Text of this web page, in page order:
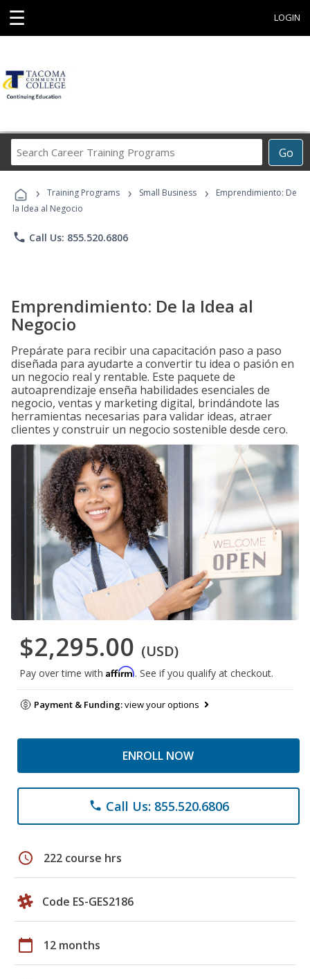
☰ LOGIN
Go
Career
Programs
› Training Programs › Small Business ›
Emprendimiento: De
la Idea al Negocio
phone Call Us: 855.520.6806
Emprendimiento: De la Idea al
Negocio
Prepárate para recibir una capacitación paso a paso
diseñada para ayudarte a convertir tu idea o pasión en
un negocio real y rentable. Este paquete de
autoaprendizaje enseña habilidades esenciales de
negocio, ventas y marketing digital, brindándote las
herramientas necesarias para validar ideas, atraer
clientes y construir un negocio sostenible desde cero.
$2,295.00 (USD)
Pay over time with Affirm. See if you qualify at checkout.
Payment & Funding:view your options
ENROLL NOW
phone Call Us: 855.520.6806
schedule 222 course hrs
Code ES-GES2186
calendar_today 12 months